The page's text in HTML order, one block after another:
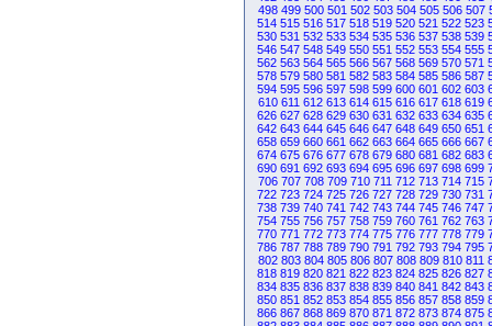
498 499 500 501 502 503 504 505 506 507
514 515 516 517 518 519 520 521 522 523
530 531 532 533 534 535 536 537 538 539
546 547 548 549 550 551 552 553 554 555
562 563 564 565 566 567 568 569 570 571
578 579 580 581 582 583 584 585 586 587
594 595 596 597 598 599 600 601 602 603
610 611 612 613 614 615 616 617 618 619
626 627 628 629 630 631 632 633 634 635
642 643 644 645 646 647 648 649 650 651
658 659 660 661 662 663 664 665 666 667
674 675 676 677 678 679 680 681 682 683
690 691 692 693 694 695 696 697 698 699
706 707 708 709 710 711 712 713 714 715
722 723 724 725 726 727 728 729 730 731
738 739 740 741 742 743 744 745 746 747
754 755 756 757 758 759 760 761 762 763
770 771 772 773 774 775 776 777 778 779
786 787 788 789 790 791 792 793 794 795
802 803 804 805 806 807 808 809 810 811
818 819 820 821 822 823 824 825 826 827
834 835 836 837 838 839 840 841 842 843
850 851 852 853 854 855 856 857 858 859
866 867 868 869 870 871 872 873 874 875